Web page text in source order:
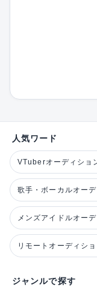
人気ワード
VTuberオーディショ
歌手・ボーカルオー
メンズアイドルオー
リモートオーディショ
ジャンルで探す